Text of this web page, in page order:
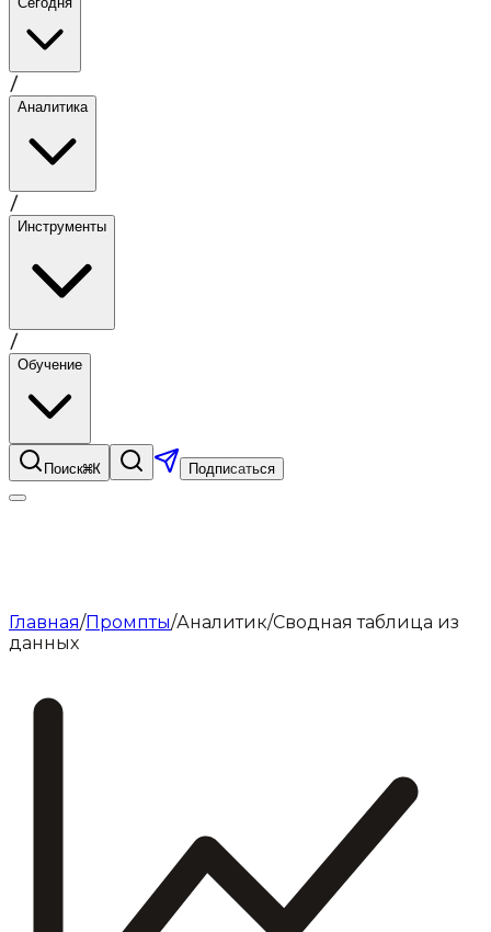
/
Аналитика
/
Инструменты
/
Обучение
Поиск⌘K Подписаться
Главная/Промпты/Аналитик/Сводная таблица из
данных